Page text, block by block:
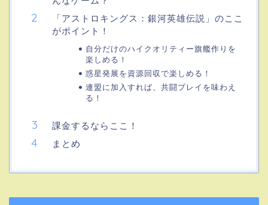
「アストロキングス：銀河英雄伝説」のここ
がポイント！
自分だけのハイクオリティー旗艦作りを
楽しめる！
惑星発展を資源回収で楽しめる！
連盟に加入すれば、共闘プレイを味わえ
る！
課金するならここ！
まとめ